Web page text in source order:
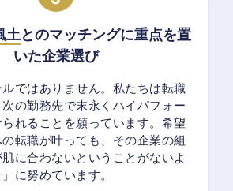
土とのマッチングに重点を置
いた企業選び
ではありません。私たちは転職
の勤務先で末永くハイパフォー
れることを願っています。希望
転職が叶っても、その企業の組
に合わないということがないよ
に努めています。